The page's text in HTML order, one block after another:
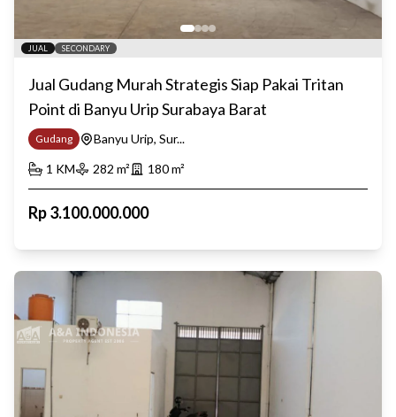
JUAL SECONDARY
Jual Gudang Murah Strategis Siap Pakai Tritan
Point di Banyu Urip Surabaya Barat
Gudang
Banyu Urip, Sur...
1 KM 282 m² 180m²
Rp3.100.000.000